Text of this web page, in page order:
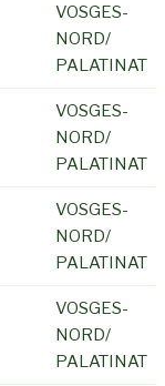
VOSGES-
NORD/
PALATINAT
VOSGES-
NORD/
PALATINAT
VOSGES-
NORD/
PALATINAT
VOSGES-
NORD/
PALATINAT